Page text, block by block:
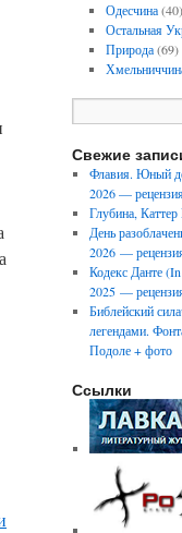
Одесчина(40)
Остальная
Природа(69)
Свежие
Флавия. Юный
2026 —
Глубина,
День
2026 —
Кодекс Данте
2025 —
Библейский
легендами.
Подоле + фото
Ссылки